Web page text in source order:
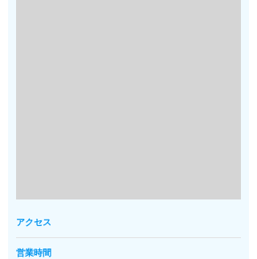
アクセス
営業時間